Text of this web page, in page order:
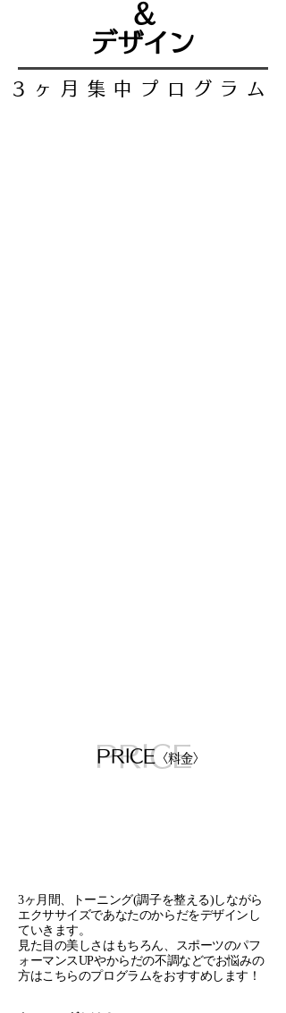
＆
デザイン
3ヶ月集中プログラム
PRICE
PRICE 〈料金〉
​3ヶ月間、トーニング(調子を整える)しながら
エクササイズであなたのからだをデザインし
ていきます。
​見た目の美しさはもちろん、スポーツのパフ
ォーマンスUPやからだの不調などでお悩みの
方はこちらのプログラムをおすすめします！